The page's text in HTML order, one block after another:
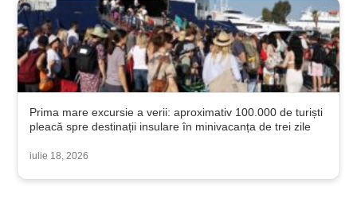
Prima mare excursie a verii: aproximativ 100.000 de turiști
pleacă spre destinații insulare în minivacanța de trei zile
iulie 18, 2026